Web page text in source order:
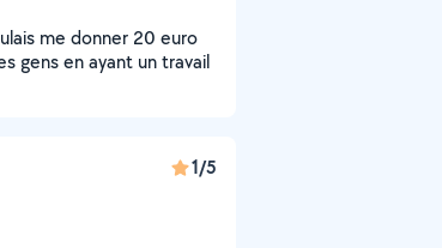
me donner 20 euro
gens en ayant un travail
1/5